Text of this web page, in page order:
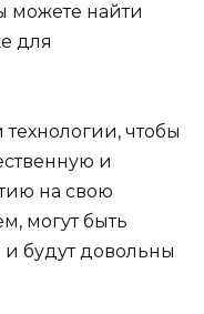
можете найти
для
чтобы
и
на свою
могут быть
и будут довольны